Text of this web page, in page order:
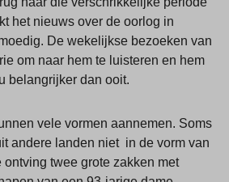
het nieuws over de oorlog in
De wekelijkse bezoeken van
om naar hem te luisteren en hem
belangrijker dan ooit.
vele vormen aannemen. Soms
andere landen niet in de vorm van
twee grote zakken met